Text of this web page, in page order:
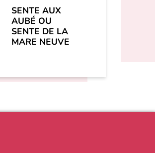
SENTE AUX
AUBÉ OU
SENTE DE LA
MARE NEUVE